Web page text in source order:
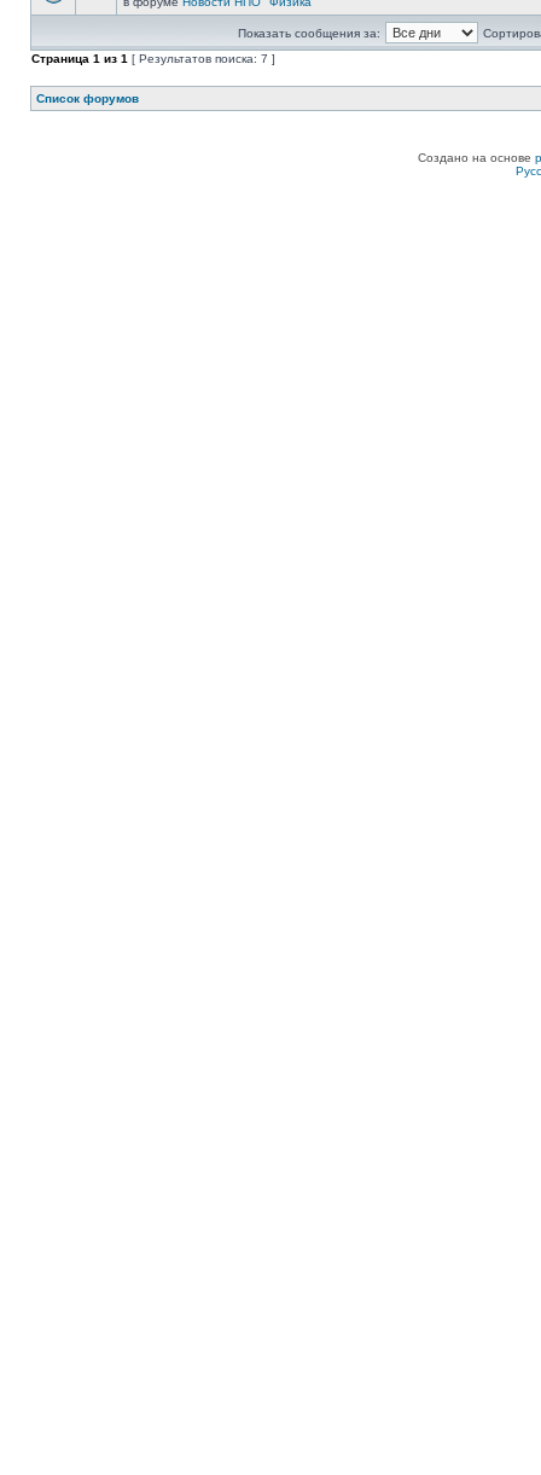
Показать сообщения за:
Страница 1 из 1 [ Результатов поиска: 7 ]
Список форумов
Создано на основе